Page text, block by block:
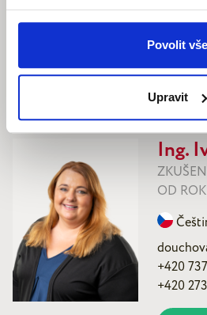
Povolit vše
Upravit
Cena nemovitosti
Máte o nemovitost zájem?
Ing.
OD
+420
+420